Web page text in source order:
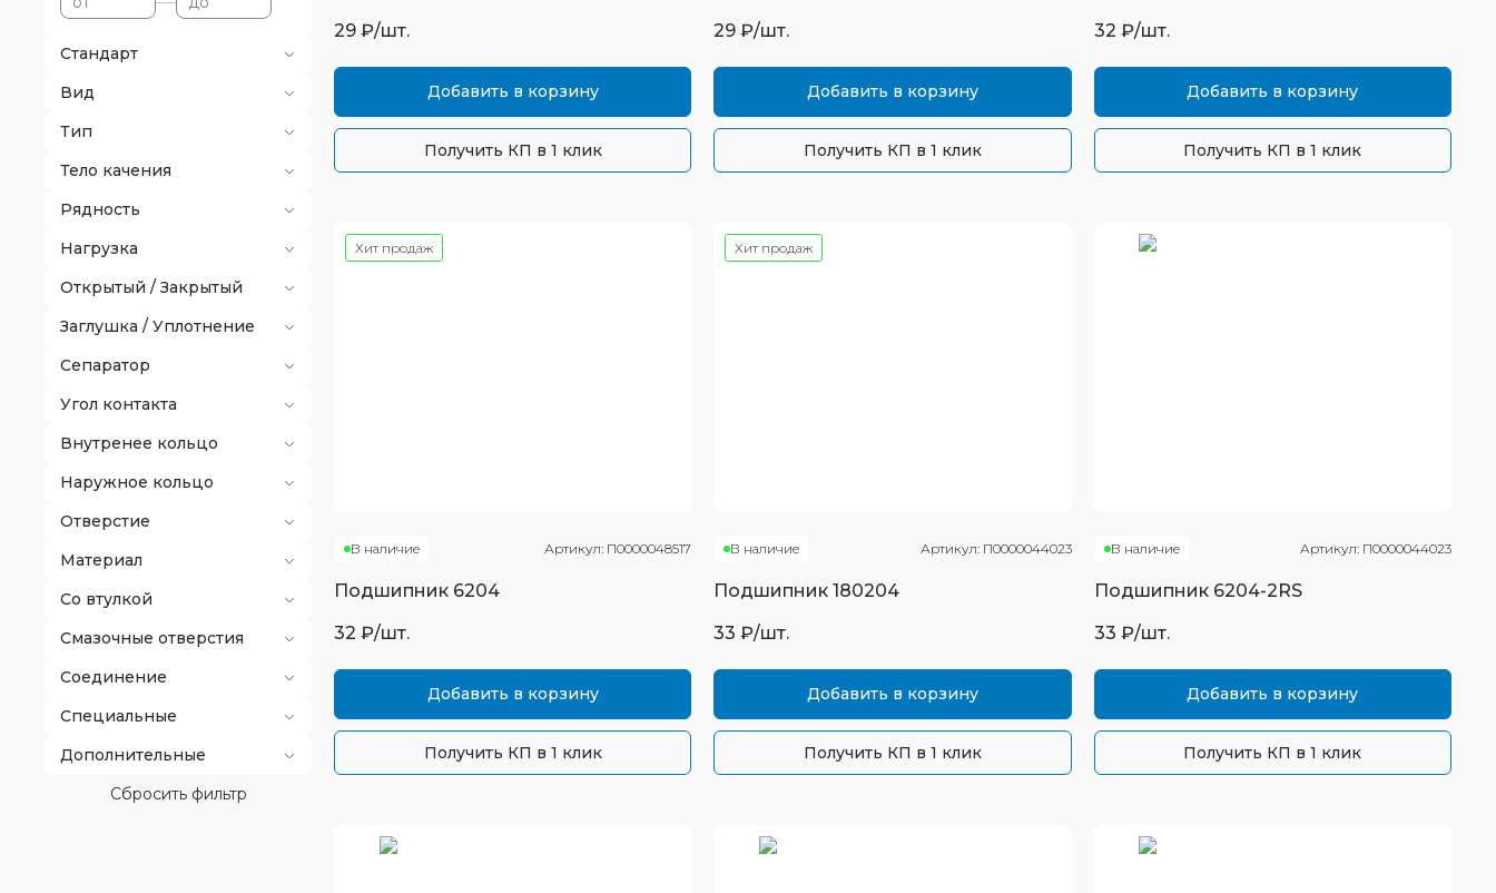
Стандарт
Вид
Тип
Тело качения
Рядность
Нагрузка
Открытый / Закрытый
Заглушка / Уплотнение
Сепаратор
Угол контакта
Внутренее кольцо
Наружное кольцо
Отверстие
Материал
Со втулкой
Смазочные отверстия
Соединение
Специальные
Дополнительные
Сбросить фильтр
29 ₽/шт.
Добавить в корзину
Получить КП в 1 клик
29 ₽/шт.
Добавить в корзину
Получить КП в 1 клик
32 ₽/шт.
Добавить в корзину
Получить КП в 1 клик
Хит продаж
В наличие Артикул: П0000048517
Подшипник 6204
32 ₽/шт.
Добавить в корзину
Получить КП в 1 клик
Хит продаж
В наличие Артикул: П0000044023
Подшипник180204
33 ₽/шт.
Добавить в корзину
Получить КП в 1 клик
В наличие Артикул: П0000044023
Подшипник 6204-2RS
33 ₽/шт.
Добавить в корзину
Получить КП в 1 клик